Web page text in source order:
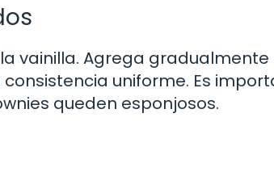
vainilla. Agrega gradualmente
uniforme. Es
queden esponjosos.